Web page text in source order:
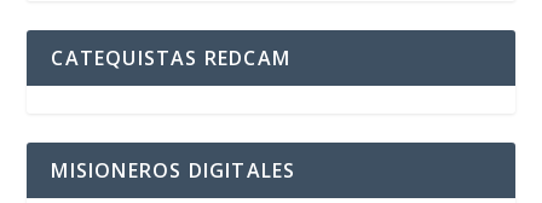
CATEQUISTAS REDCAM
MISIONEROS DIGITALES